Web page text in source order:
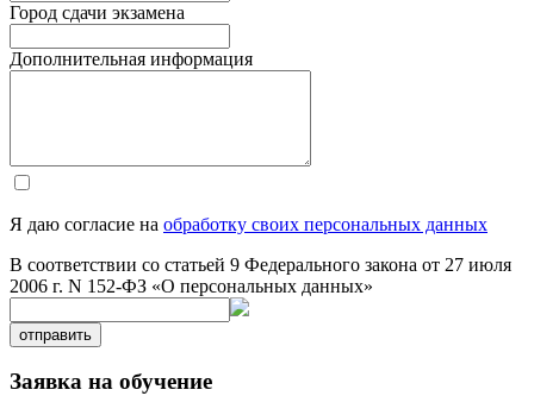
Город сдачи экзамена
Дополнительная информация
Я даю согласие на обработку своих персональных данных
В соответствии со статьей 9 Федерального закона от 27 июля
2006 г. N 152-ФЗ «О персональных данных»
отправить
Заявка на обучение